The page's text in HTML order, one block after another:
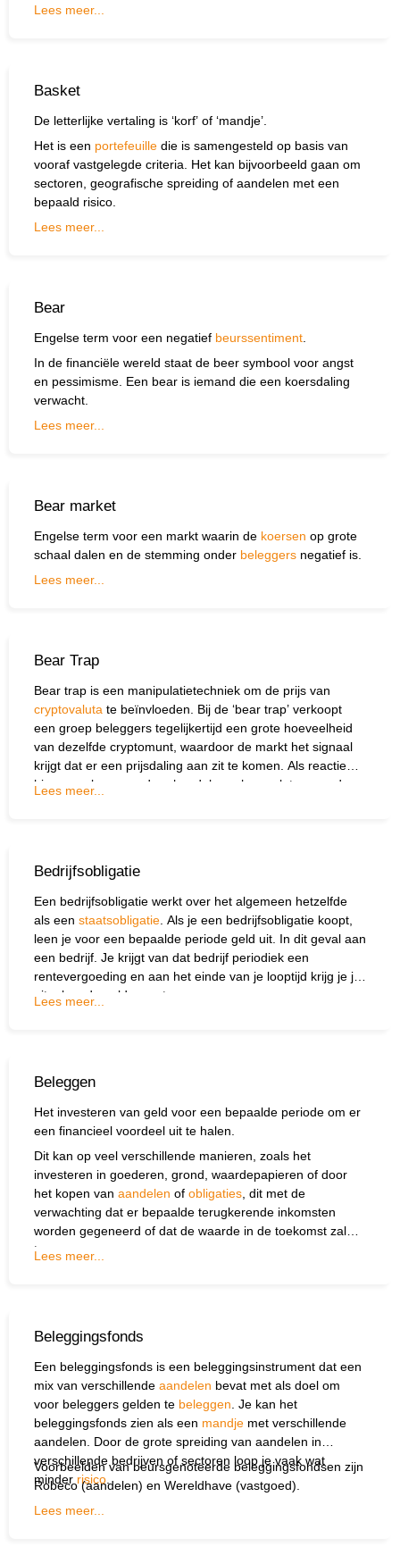
Lees meer...
Basket
De letterlijke vertaling is ‘korf’ of ‘mandje’.
Het is een portefeuille die is samengesteld op basis van
vooraf vastgelegde criteria. Het kan bijvoorbeeld gaan om
sectoren, geografische spreiding of aandelen met een
bepaald risico.
Lees meer...
Bear
Engelse term voor een negatief beurssentiment
In de financiële wereld staat de beer symbool voor angst
en pessimisme. Een bear is iemand die een koersdaling
verwacht.
Lees meer...
Bear market
Engelse term voor een markt waarin de koersen op grote
schaal dalen en de stemming onder beleggers negatief is.
Lees meer...
Bear Trap
Bear trap is een manipulatietechniek om de prijs van
cryptovaluta te beïnvloeden. Bij de ‘bear trap’ verkoopt
een groep beleggers tegelijkertijd een grote hoeveelheid
van dezelfde cryptomunt, waardoor de markt het signaal
krijgt dat er een prijsdaling aan zit te komen. Als reactie
hierop verkopen andere handelaren hun valuta, waardoor
Lees meer...
Bedrijfsobligatie
Een bedrijfsobligatie werkt over het algemeen hetzelfde
als een staatsobligatie . Als je een bedrijfsobligatie koopt,
leen je voor een bepaalde periode geld uit. In dit geval aan
een bedrijf. Je krijgt van dat bedrijf periodiek een
rentevergoeding en aan het einde van je looptijd krijg je je
uitgeleende geld weer terug.
Lees meer...
Beleggen
Het investeren van geld voor een bepaalde periode om er
een financieel voordeel uit te halen.
Dit kan op veel verschillende manieren, zoals het
investeren in goederen, grond, waardepapieren of door
het kopen van aandelen of obligaties , dit met de
verwachting dat er bepaalde terugkerende inkomsten
worden gegeneerd of dat de waarde in de toekomst zal
toenemen.
Lees meer...
Beleggingsfonds
Een beleggingsfonds is een beleggingsinstrument dat een
mix van verschillende aandelen bevat met als doel om
voor beleggers gelden te beleggen . Je kan het
beleggingsfonds zien als een mandje met verschillende
aandelen. Door de grote spreiding van aandelen in
verschillende bedrijven of sectoren loop je vaak wat
minder risico
Voorbeelden van beursgenoteerde beleggingsfondsen zijn
Robeco (aandelen) en Wereldhave (vastgoed).
Lees meer...
Wat wil je opzoeken?
Wil je graag de betekenis van een beleggingsterm
beantwoord wilt hebben? We helpen je graag een
Zoek
Zoekknop